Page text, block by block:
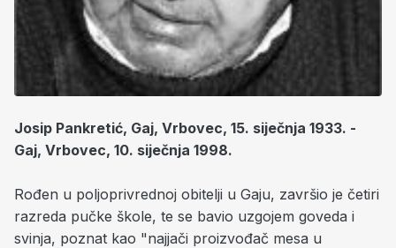
Josip Pankretić, Gaj, Vrbovec, 15. siječnja 1933. -
Gaj, Vrbovec, 10. siječnja 1998.
Rođen u poljoprivrednoj obitelji u Gaju, završio je četiri
razreda pučke škole, te se bavio uzgojem goveda i
svinja, poznat kao "najjači proizvođač mesa u